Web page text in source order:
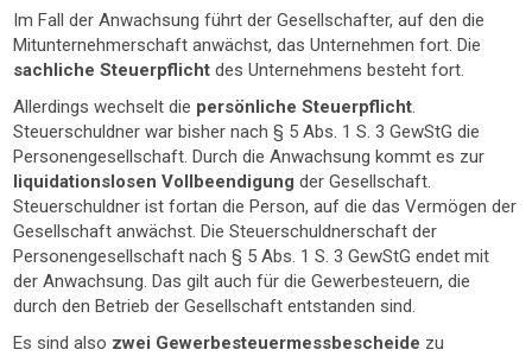
Im Fall der Anwachsung führt der Gesellschafter, auf den die
Mitunternehmerschaft anwächst, das Unternehmen fort. Die
sachliche Steuerpflicht des Unternehmens besteht fort.
Allerdings wechselt die persönliche Steuerpflicht.
Steuerschuldner war bisher nach § 5 Abs. 1 S. 3 GewStG die
Personengesellschaft. Durch die Anwachsung kommt es zur
liquidationslosen Vollbeendigung der Gesellschaft.
Steuerschuldner ist fortan die Person, auf die das Vermögen der
Gesellschaft anwächst. Die Steuerschuldnerschaft der
Personengesellschaft nach § 5 Abs. 1 S. 3 GewStG endet mit
der Anwachsung. Das gilt auch für die Gewerbesteuern, die
durch den Betrieb der Gesellschaft entstanden sind.
Es sind also zwei Gewerbesteuermessbescheide zu